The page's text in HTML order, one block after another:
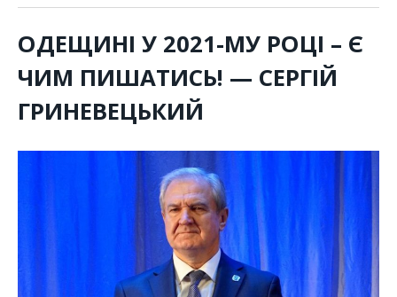
ОДЕЩИНІ У 2021-МУ РОЦІ – Є
ЧИМ ПИШАТИСЬ! — СЕРГІЙ
ГРИНЕВЕЦЬКИЙ